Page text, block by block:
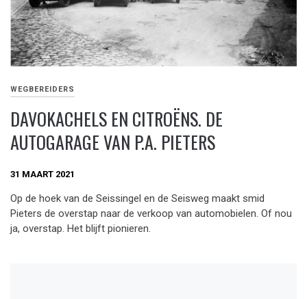
WEGBEREIDERS
DAVOKACHELS EN CITROËNS. DE
AUTOGARAGE VAN P.A. PIETERS
31 MAART 2021
Op de hoek van de Seissingel en de Seisweg maakt smid
Pieters de overstap naar de verkoop van automobielen. Of nou
ja, overstap. Het blijft pionieren.